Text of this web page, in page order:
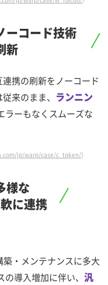
ーコード技術
新
携の刷新をノーコード
来のまま、 ランニン
ラーもなくスムーズな
jp/warp/case/c_token/）
様な
に連携
・メンテナンスに多大
の導入増加に伴い、汎